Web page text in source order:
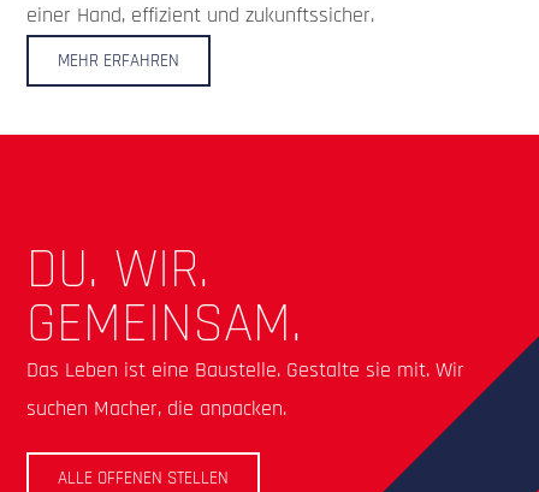
einer Hand, effizient und zukunftssicher.
MEHR ERFAHREN
DU. WIR.
GEMEINSAM.
Das Leben ist eine Baustelle. Gestalte sie mit. Wir
suchen Macher, die anpacken.
ALLE OFFENEN STELLEN